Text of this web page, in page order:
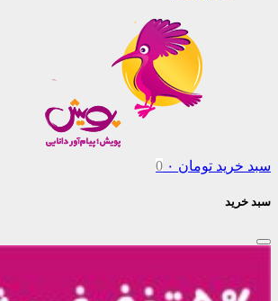
سبد خرید تومان 0
سبد خرید